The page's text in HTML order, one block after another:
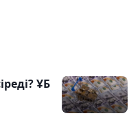
ҰБ